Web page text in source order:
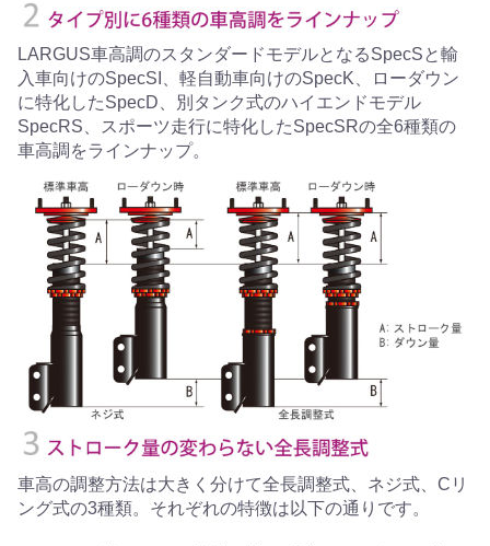
LARGUS車高調のスタンダードモデルとなるSpecSと輸
入車向けのSpecSI、軽自動車向けのSpecK、ローダウン
に特化したSpecD、別タンク式のハイエンドモデル
SpecRS、スポーツ走行に特化したSpecSRの全6種類の
車高調をラインナップ。
車高の調整方法は大きく分けて全長調整式、ネジ式、Cリ
ング式の3種類。それぞれの特徴は以下の通りです。